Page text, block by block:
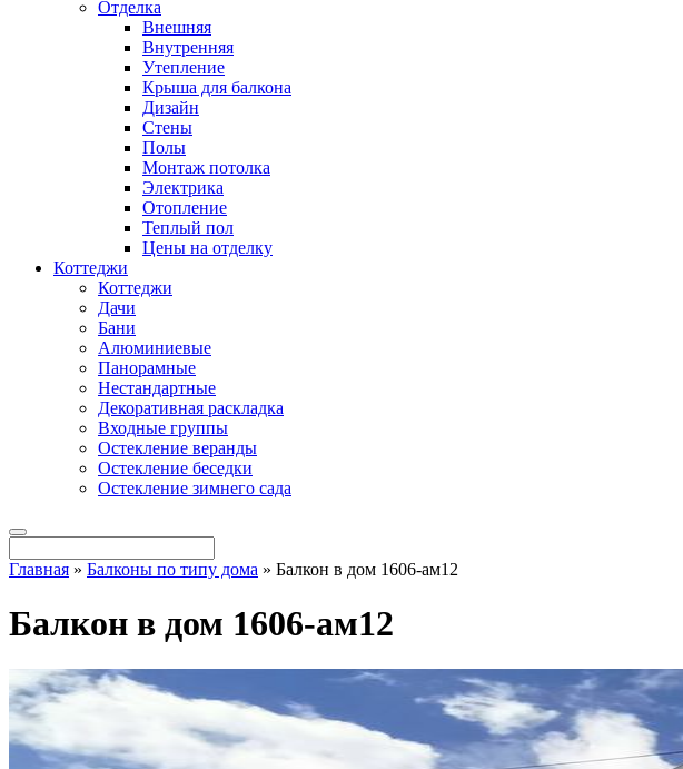
Отделка
Внешняя
Внутренняя
Утепление
Крыша для балкона
Дизайн
Стены
Полы
Монтаж потолка
Электрика
Отопление
Теплый пол
Цены на отделку
Коттеджи
Коттеджи
Дачи
Бани
Алюминиевые
Панорамные
Нестандартные
Декоративная раскладка
Входные группы
Остекление веранды
Остекление беседки
Остекление зимнего сада
Главная » Балконы по типу дома » Балкон в дом 1606-ам12
Балкон в дом 1606-ам12